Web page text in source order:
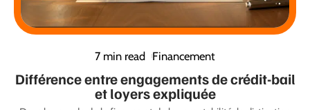
7 min read Financement
Différence entre engagements de crédit-bail
et loyers expliquée